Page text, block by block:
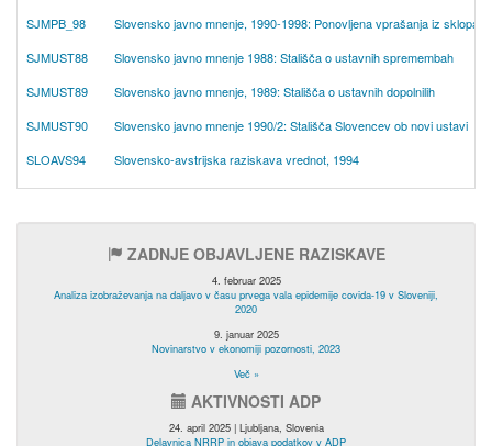
SJMPB_98
Slovensko javno mnenje, 1990-1998: Ponovljena vprašanja iz sklopa
SJMUST88
Slovensko javno mnenje 1988: Stališča o ustavnih spremembah
SJMUST89
Slovensko javno mnenje, 1989: Stališča o ustavnih dopolnilih
SJMUST90
Slovensko javno mnenje 1990/2: Stališča Slovencev ob novi ustavi
SLOAVS94
Slovensko-avstrijska raziskava vrednot, 1994
ZADNJE OBJAVLJENE RAZISKAVE
4. februar 2025
Analiza izobraževanja na daljavo v času prvega vala epidemije covida-19 v Sloveniji,
2020
9. januar 2025
Novinarstvo v ekonomiji pozornosti, 2023
Več »
AKTIVNOSTI ADP
24. april 2025 | Ljubljana, Slovenia
Delavnica NRRP in objava podatkov v ADP